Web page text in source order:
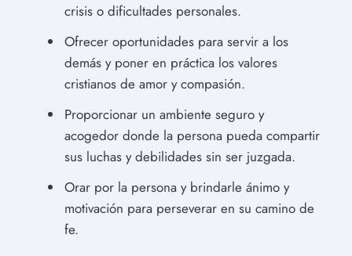
crisis o dificultades personales.
Ofrecer oportunidades para servir a los
demás y poner en práctica los valores
cristianos de amor y compasión.
Proporcionar un ambiente seguro y
acogedor donde la persona pueda compartir
sus luchas y debilidades sin ser juzgada.
Orar por la persona y brindarle ánimo y
motivación para perseverar en su camino de
fe.